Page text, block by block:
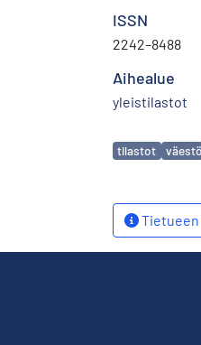
ISSN
2242–8488
Aihealue
yleistilastot
Avainsanat
tilastot väestö